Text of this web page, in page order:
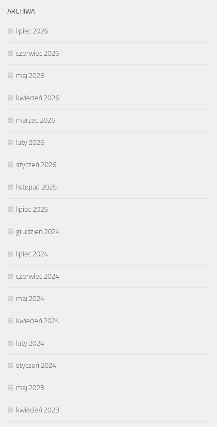
ARCHIWA
lipiec 2026
czerwiec 2026
maj 2026
kwiecień 2026
marzec 2026
luty 2026
styczeń 2026
listopad 2025
lipiec 2025
grudzień 2024
lipiec 2024
czerwiec 2024
maj 2024
kwiecień 2024
luty 2024
styczeń 2024
maj 2023
kwiecień 2023